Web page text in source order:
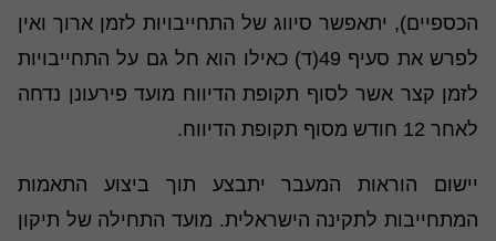
הכספיים), יתאפשר סיווג של התחייבויות לזמן ארוך ואין
לפרש את סעיף 49(ד) כאילו הוא חל גם על התחייבויות
לזמן קצר אשר לסוף תקופת הדיווח מועד פירעונן נדחה
לאחר 12 חודש מסוף תקופת הדיווח.
יישום הוראות המעבר יתבצע תוך ביצוע התאמות
המתחייבות לתקינה הישראלית. מועד התחילה של תיקון